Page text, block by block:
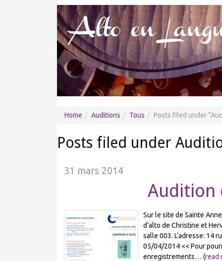
Home Auditions Tous Posts filed under
Posts filed under
31 mars 2014
Audition
Sur le site de Sainte
d’alto de Christine et
salle 003. L’adresse: 14
05/04/2014 << Pour
enregistrements… (read